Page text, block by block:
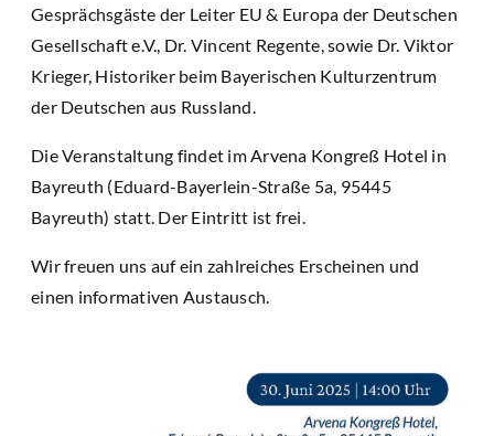
Gesprächsgäste der Leiter EU & Europa der Deutschen
Gesellschaft e.V., Dr. Vincent Regente, sowie Dr. Viktor
Krieger, Historiker beim Bayerischen Kulturzentrum
der Deutschen aus Russland.
Die Veranstaltung findet im Arvena Kongreß Hotel in
Bayreuth (Eduard-Bayerlein-Straße 5a, 95445
Bayreuth) statt. Der Eintritt ist frei.
Wir freuen uns auf ein zahlreiches Erscheinen und
einen informativen Austausch.